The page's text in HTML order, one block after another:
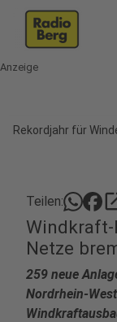
Anzeige
Rekordjahr für
Teilen:
Windkraft-
Netze
259 neue
Nordrhein-